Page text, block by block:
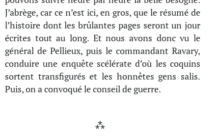
J’abrège, car ce n’est ici, en gros, que le résumé de
l’histoire dont les brûlantes pages seront un jour
écrites tout au long. Et nous avons donc vu le
général de Pellieux, puis le commandant Ravary,
conduire une enquête scélérate d’où les coquins
sortent transfigurés et les honnêtes gens salis.
Puis, on a convoqué le conseil de guerre.
⁂